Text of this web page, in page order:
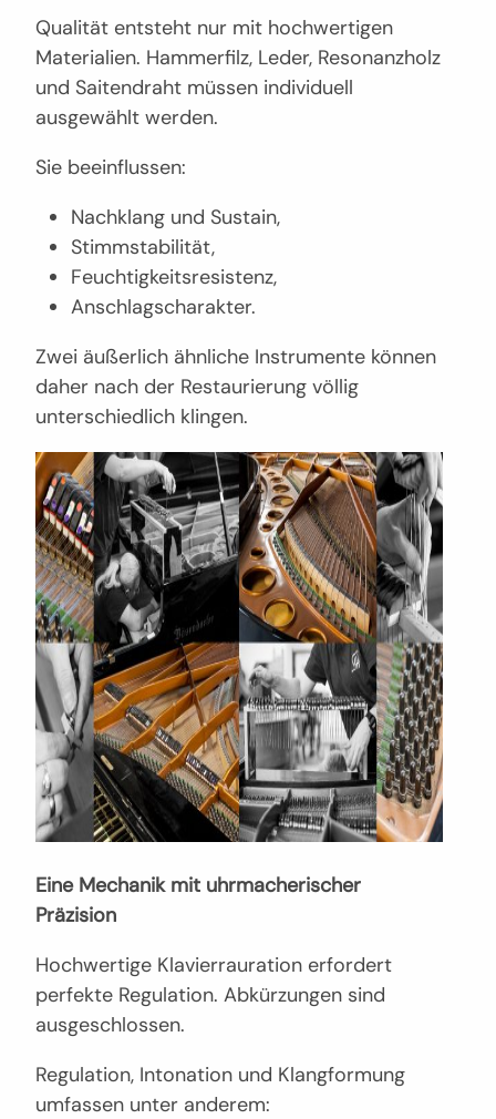
Qualität entsteht nur mit hochwertigen
Materialien. Hammerfilz, Leder, Resonanzholz
und Saitendraht müssen individuell
ausgewählt werden.
Sie beeinflussen:
Nachklang und Sustain,
Stimmstabilität,
Feuchtigkeitsresistenz,
Anschlagscharakter.
Zwei äußerlich ähnliche Instrumente können
daher nach der Restaurierung völlig
unterschiedlich klingen.
Eine Mechanik mit uhrmacherischer
Präzision
Hochwertige Klavierrauration erfordert
perfekte Regulation. Abkürzungen sind
ausgeschlossen.
Regulation, Intonation und Klangformung
umfassen unter anderem: